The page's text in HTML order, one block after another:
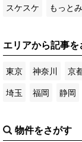
スケスケ
もっと
エリアから記事
東京 神奈川 京
埼玉
福岡 静岡
物件をさがす